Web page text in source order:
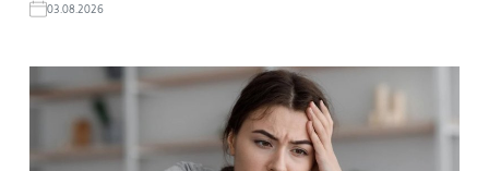
03.08.2026